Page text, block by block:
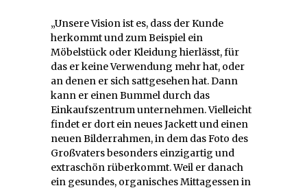
„Unsere Vision ist es, dass der Kunde
herkommt und zum Beispiel ein
Möbelstück oder Kleidung hierlässt, für
das er keine Verwendung mehr hat, oder
an denen er sich sattgesehen hat. Dann
kann er einen Bummel durch das
Einkaufszentrum unternehmen. Vielleicht
findet er dort ein neues Jackett und einen
neuen Bilderrahmen, in dem das Foto des
Großvaters besonders einzigartig und
extraschön rüberkommt. Weil er danach
ein gesundes, organisches Mittagessen in